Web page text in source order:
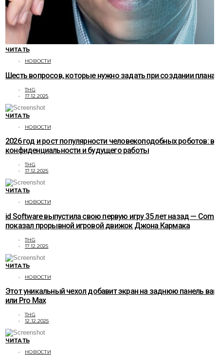
ЧИТАТЬ
НОВОСТИ
Шесть вопросов, которые нужно задать при создании
THG
17.12.2025
ЧИТАТЬ
НОВОСТИ
2026 год и рост популярности человекоподобных роботов:
конфиденциальности и будущего работы
THG
17.12.2025
ЧИТАТЬ
НОВОСТИ
id Software выпустила свою первую игру 35 лет назад —
показал прорывной игровой движок Джона Кармака
THG
17.12.2025
ЧИТАТЬ
НОВОСТИ
Этот уникальный чехол добавит экран на заднюю панель
или Pro Max
THG
12.12.2025
ЧИТАТЬ
НОВОСТИ